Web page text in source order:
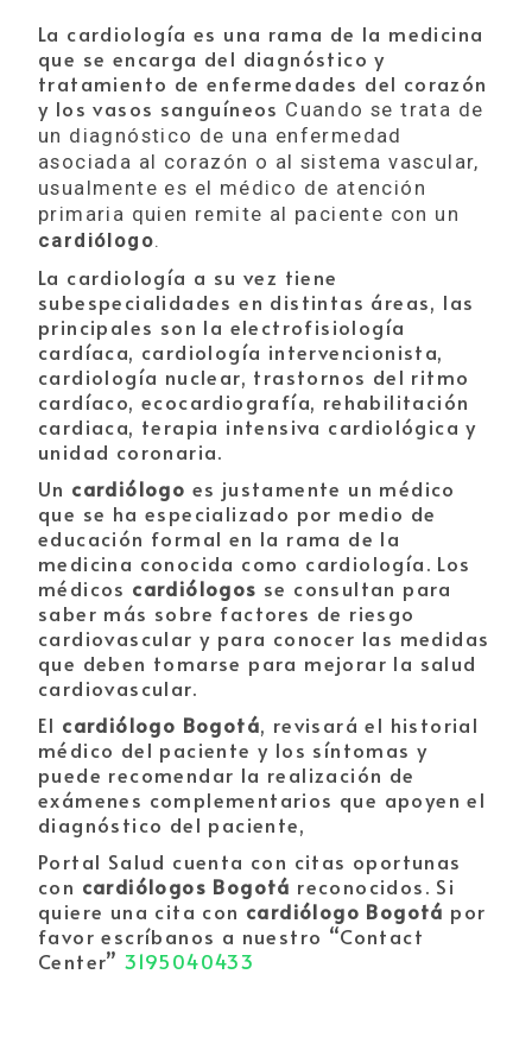
La cardiología es una rama de la medicina
que se encarga del diagnóstico y
tratamiento de enfermedades del corazón
y los vasos sanguíneos Cuando se trata de
un diagnóstico de una enfermedad
asociada al corazón o al sistema vascular,
usualmente es el médico de atención
primaria quien remite al paciente con un
cardiólogo
La cardiología a su vez tiene
subespecialidades en distintas áreas, las
principales son la electrofisiología
cardíaca, cardiología intervencionista,
cardiología nuclear, trastornos del ritmo
cardíaco,ecocardiografía, rehabilitación
cardiaca, terapia intensiva cardiológica y
unidad coronaria.
Un cardiólogo es justamente un médico
que se ha especializado por medio de
educación formal en la rama de la
medicina conocida como cardiología. Los
médicos cardiólogos se consultan para
saber más sobre factores de riesgo
cardiovascular y para conocer las medidas
que deben tomarse para mejorar la salud
cardiovascular.
El cardiólogo Bogotá, revisará el historial
médico del paciente y los síntomas y
puede recomendar la realización de
exámenes complementarios que apoyen el
diagnóstico del paciente,
Portal Salud cuenta con citas oportunas
con cardiólogos Bogotá reconocidos. Si
quiere una cita con cardiólogo Bogotá por
favor escríbanos a nuestro “Contact
Center”3195040433